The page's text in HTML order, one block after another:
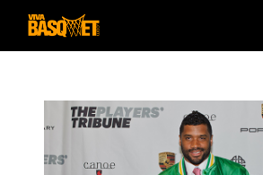
Saltar